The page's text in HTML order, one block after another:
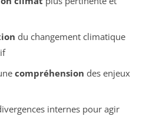
du changement climatique
compréhension des enjeux
internes pour agir